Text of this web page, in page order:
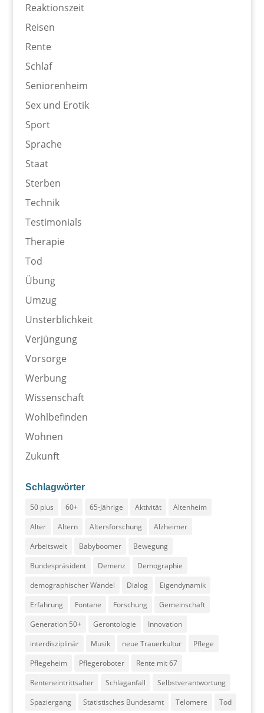
Reaktionszeit
Reisen
Rente
Schlaf
Seniorenheim
Sex und Erotik
Sport
Sprache
Staat
Sterben
Technik
Testimonials
Therapie
Tod
Übung
Umzug
Unsterblichkeit
Verjüngung
Vorsorge
Werbung
Wissenschaft
Wohlbefinden
Wohnen
Zukunft
Schlagwörter
50 plus
60+ 65-Jährige Aktivität
Altenheim
Alter
Altern Altersforschung
Alzheimer
Arbeitswelt
Babyboomer
Bewegung
Bundespräsident
Demenz
Demographie
demographischer Wandel
Dialog
Eigendynamik
Erfahrung
Fontane Forschung
Gemeinschaft
Generation 50+
Gerontologie
Innovation
interdisziplinär
Musik neue Trauerkultur
Pflege
Pflegeheim
Pflegeroboter
Rente mit 67
Renteneintrittsalter
Schlaganfall
Selbstverantwortung
Spaziergang
Statistisches Bundesamt Telomere Tod